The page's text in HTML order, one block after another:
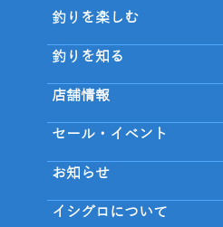
釣りを楽しむ
釣りを知る
店舗情報
セール・イベント
お知らせ
イシグロについて